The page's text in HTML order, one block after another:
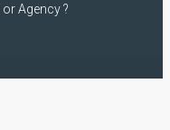
Agency ?